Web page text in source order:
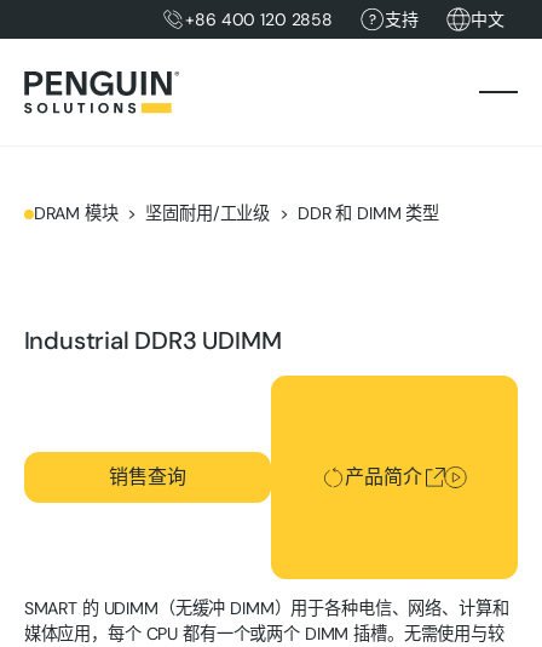
+86 400 120 2858 支持 中文
DRAM 模块 坚固耐用/工业级 DDR 和 DIMM 类型
Industrial DDR3 UDIMM
销售查询 产品简介
产品简介
SMART 的 UDIMM（无缓冲 DIMM）用于各种电信、网络、计算和
媒体应用，每个 CPU 都有一个或两个 DIMM 插槽。无需使用与较